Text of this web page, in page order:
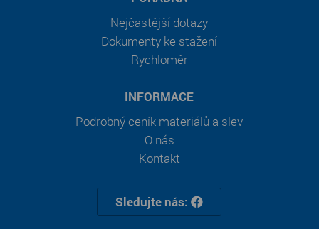
Nejčastější dotazy
Dokumenty ke stažení
Rychloměr
INFORMACE
Podrobný ceník materiálů a slev
O nás
Kontakt
Sledujte nás: